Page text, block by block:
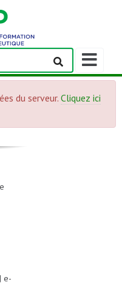
Afficher/
la
barre
navigation
du serveur. Cliquez ici
e-